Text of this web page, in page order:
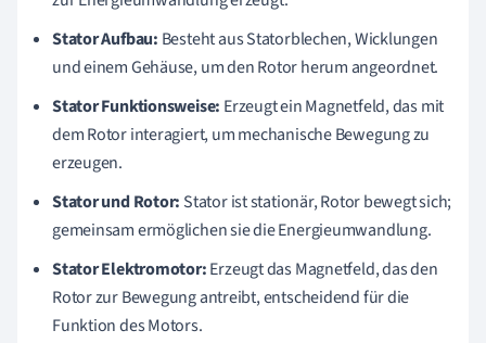
Stator Aufbau: Besteht aus Statorblechen, Wicklungen
und einem Gehäuse, um den Rotor herum angeordnet.
Stator Funktionsweise: Erzeugt ein Magnetfeld, das mit
dem Rotor interagiert, um mechanische Bewegung zu
erzeugen.
Stator und Rotor: Stator ist stationär, Rotor bewegt sich;
gemeinsam ermöglichen sie die Energieumwandlung.
Stator Elektromotor:Erzeugt das Magnetfeld, das den
Rotor zur Bewegung antreibt, entscheidend für die
Funktion des Motors.